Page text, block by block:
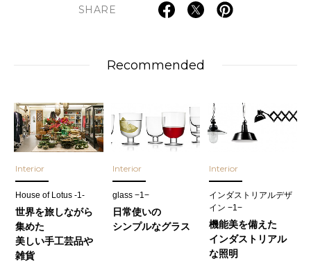
SHARE
Recommended
Interior
House of Lotus -1-
世界を旅しながら
集めた
美しい手工芸品や
雑貨
Interior
glass −1−
日常使いの
シンプルなグラス
Interior
インダストリアルデザ
イン −1−
機能美を備えた
インダストリアル
な照明